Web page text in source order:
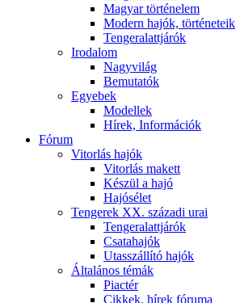
Magyar történelem
Modern hajók, történeteik
Tengeralattjárók
Irodalom
Nagyvilág
Bemutatók
Egyebek
Modellek
Hírek, Információk
Fórum
Vitorlás hajók
Vitorlás makett
Készül a hajó
Hajósélet
Tengerek XX. századi urai
Tengeralattjárók
Csatahajók
Utasszállító hajók
Általános témák
Piactér
Cikkek, hírek fóruma